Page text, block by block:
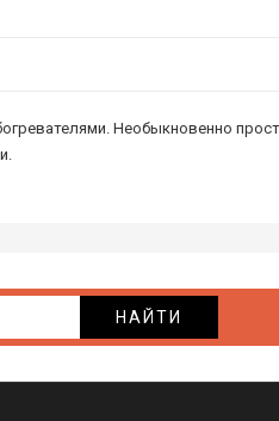
Необыкновенно
НАЙТИ